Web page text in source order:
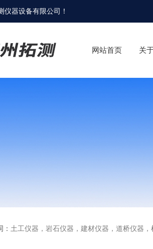
仪器设备有限公司 ！
网站首页 关
土工仪器，岩石仪器，建材仪器，道桥仪器，检测